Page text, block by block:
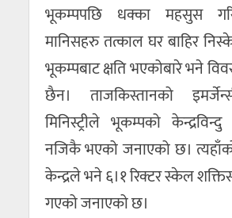
भूकम्पपछि धक्का महसुस
मानिसहरु तत्काल घर बाहिर
भूकम्पबाट क्षति भएकोबारे भने
छैन। ताजकिस्तानको
मिनिस्ट्रीले भूकम्पको
नजिकै भएको जनाएको छ।
केन्द्रले भने ६।१ रिक्टर स्केल
गएको जनाएको छ।